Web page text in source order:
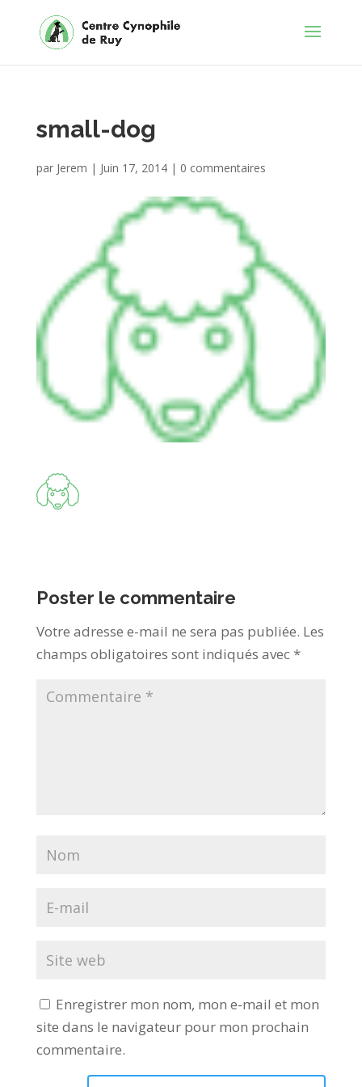
small-dog
par Jerem | Juin 17, 2014| 0 commentaires
Poster le commentaire
Votre adresse e-mail ne sera pas publiée. Les
champs obligatoires sont indiqués avec *
Enregistrer mon nom, mon e-mail et mon
site dans le navigateur pour mon prochain
commentaire.